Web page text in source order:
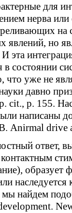
для
нерва
явлений, но
эта
состоянии
что уже не
давно
cit., р. 155.
написаны до
Anirmal drive
ответ,
наследуется
найдем